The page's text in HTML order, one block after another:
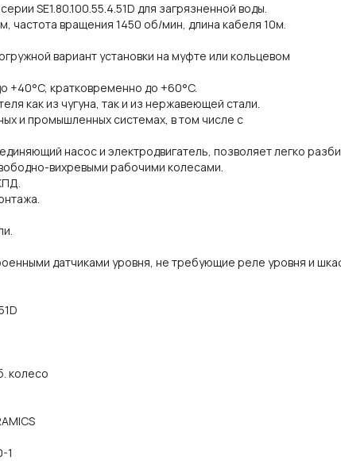
SE1.80.100.55.4.51D для загрязненной воды.
частота вращения 1450 об/мин, длина кабеля 10м.
вариант установки на муфте или кольцевом
+40°C, кратковременно до +60°C.
как из чугуна, так и из нержавеющей стали.
и промышленных системах, в том числе с
насос и электродвигатель, позволяет легко
вихревыми рабочими колесами.
датчиками уровня, не требующие реле уровня и
колесо
1